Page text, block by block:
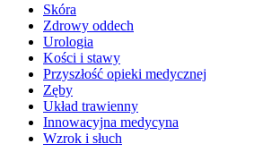
Skóra
Zdrowy oddech
Urologia
Kości i stawy
Przyszłość opieki medycznej
Zęby
Układ trawienny
Innowacyjna medycyna
Wzrok i słuch